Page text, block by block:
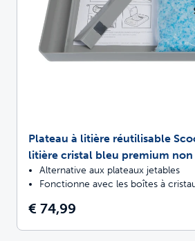
Plateau à litière réutilisable
litière cristal bleu premium
Alternative aux plateaux jetables
Fonctionne avec les boîtes à
€ 74,99